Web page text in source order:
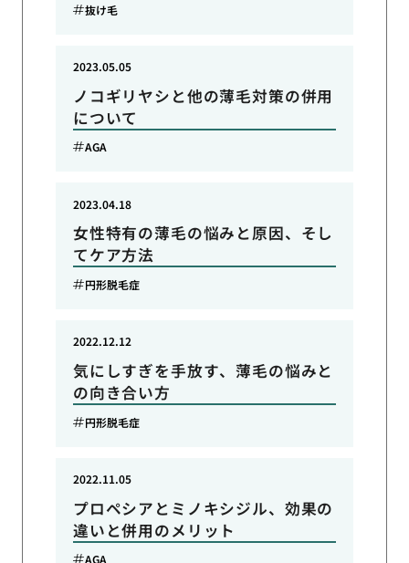
抜け毛
ノコギリヤシと他の薄毛対策の併用
について
2023.05.05
AGA
女性特有の薄毛の悩みと原因、そし
てケア方法
2023.04.18
円形脱毛症
気にしすぎを手放す、薄毛の悩みと
の向き合い方
2022.12.12
円形脱毛症
プロペシアとミノキシジル、効果の
違いと併用のメリット
2022.11.05
AGA